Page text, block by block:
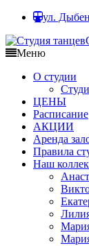
ул.
Меню
О студии
ЦЕНЫ
Расписание
АКЦИИ
Аренда
Правила
Наш